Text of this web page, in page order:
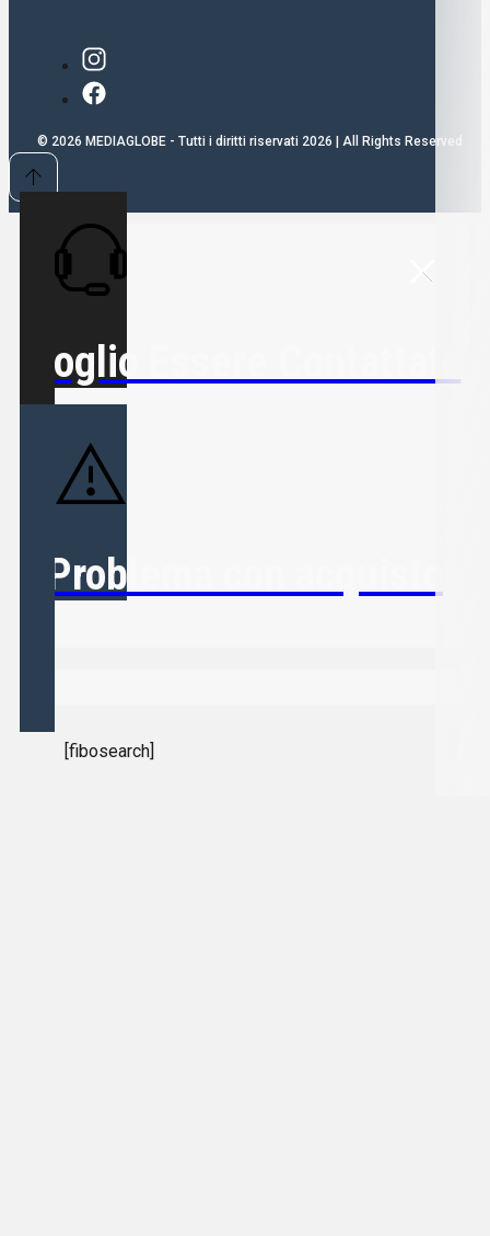
© 2026 MEDIAGLOBE - Tutti i diritti riservati 2026 | All Rights Reserved
Voglio Essere Contattato
Problema con acquisto
[fibosearch]